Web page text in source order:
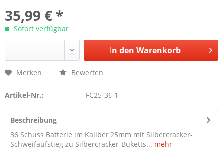
35,99 € *
Sofort verfügbar
In den Warenkorb
Merken Bewerten
Artikel-Nr.: FC25-36-1
Beschreibung
36 Schuss Batterie im Kaliber 25mm mit Silbercracker-
Schweifaufstieg zu Silbercracker-Buketts... mehr